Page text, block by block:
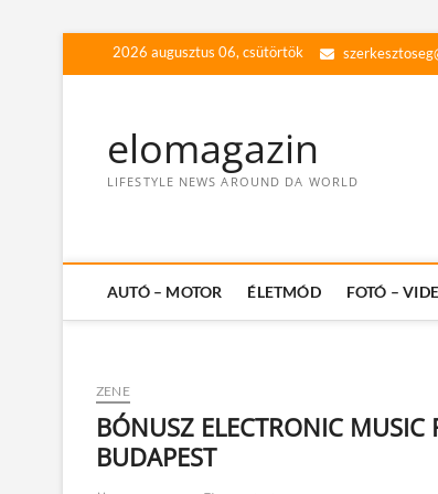
2026 augusztus 06, csütörtök
elomagazin
LIFESTYLE NEWS AROUND DA WORLD
AUTÓ – MOTOR ÉLETMÓD FOTÓ –
ZENE
BÓNUSZ ELECTRONIC
BUDAPEST